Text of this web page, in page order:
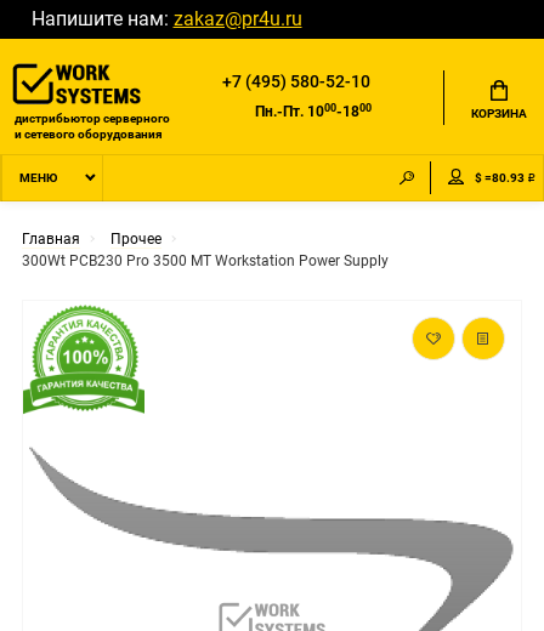
Напишите нам: zakaz@pr4u.ru
дистрибьютор серверного
и сетевого оборудования
+7 (495) 580-52-10
Пн.-Пт. 1000-1800 КОРЗИНА
МЕНЮ $ =80.93 ₽
Главная
Прочее
300Wt PCB230 Pro 3500 MT Workstation Power Supply